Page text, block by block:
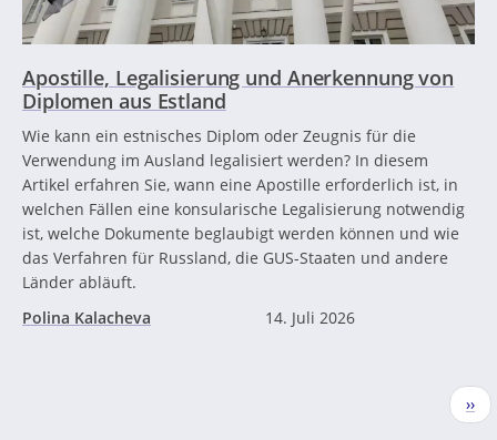
Apostille, Legalisierung und Anerkennung von
Diplomen aus Estland
Wie kann ein estnisches Diplom oder Zeugnis für die
Verwendung im Ausland legalisiert werden? In diesem
Artikel erfahren Sie, wann eine Apostille erforderlich ist, in
welchen Fällen eine konsularische Legalisierung notwendig
ist, welche Dokumente beglaubigt werden können und wie
das Verfahren für Russland, die GUS-Staaten und andere
Länder abläuft.
Polina Kalacheva
14. Juli 2026
››